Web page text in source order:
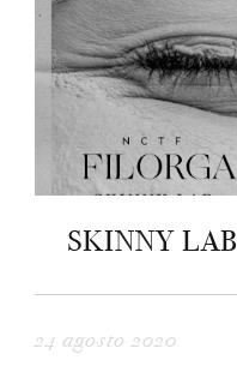
SKINNY LAB
24 agosto 2020